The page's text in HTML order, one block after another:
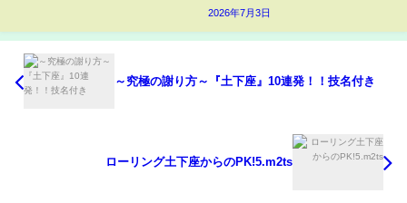
2026年7月3日
～究極の謝り方～『土下座』10連発！！技名付き
ローリング土下座からのPK!5.m2ts